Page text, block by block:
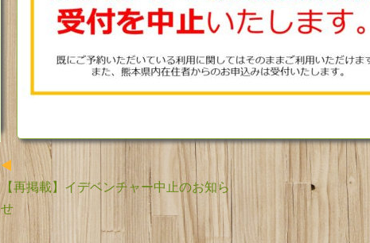
【再掲載】イデベンチャー中止のお知ら
せ